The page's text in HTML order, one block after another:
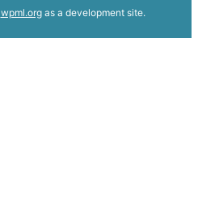
wpml.orgas a development site.